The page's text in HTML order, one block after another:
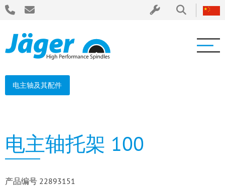
电主轴及其配件
电主轴托架 100
产品编号 22893151